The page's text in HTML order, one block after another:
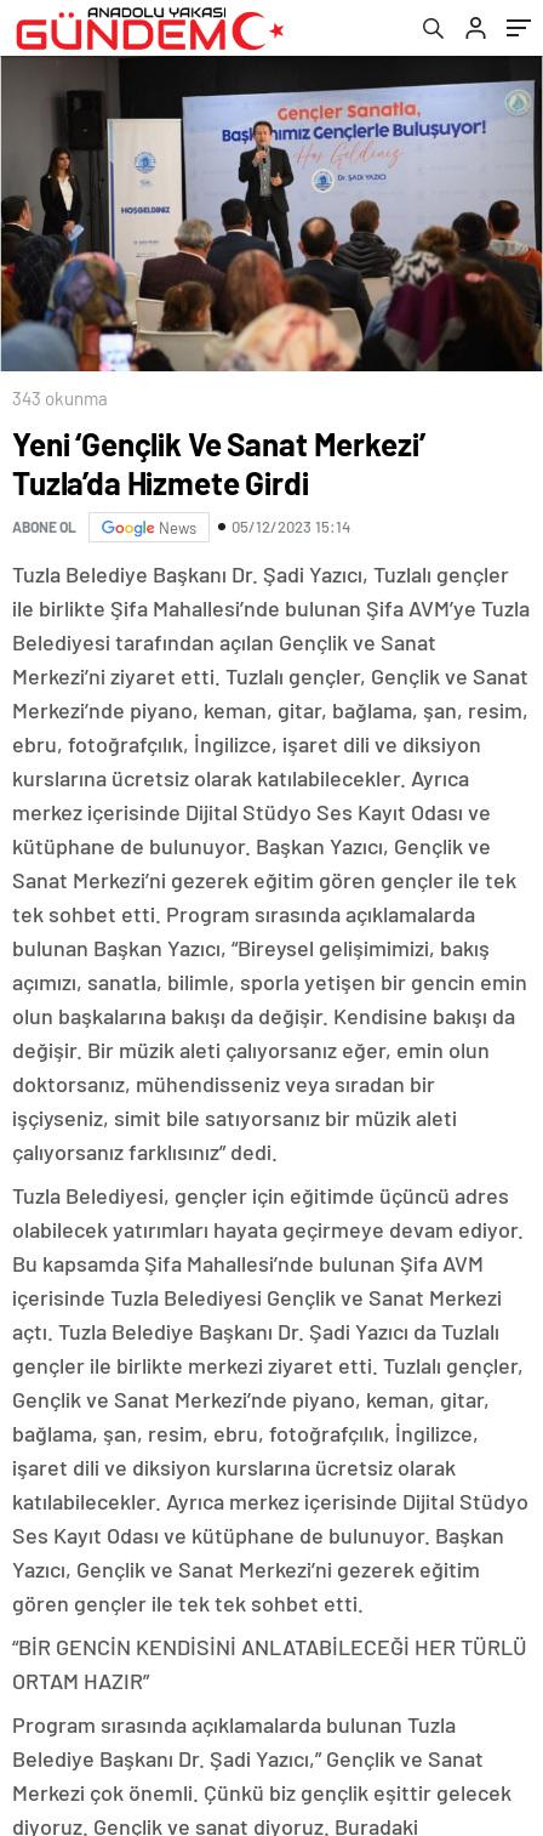
343 okunma
Yeni ‘Gençlik Ve Sanat Merkezi’
Tuzla’da Hizmete Girdi
ABONE OL News 05/12/2023 15:14
Tuzla Belediye Başkanı Dr. Şadi Yazıcı, Tuzlalı gençler
ile birlikte Şifa Mahallesi’nde bulunan Şifa AVM’ye Tuzla
Belediyesi tarafından açılan Gençlik ve Sanat
Merkezi’ni ziyaret etti. Tuzlalı gençler, Gençlik ve Sanat
Merkezi’nde piyano, keman, gitar, bağlama, şan, resim,
ebru, fotoğrafçılık, İngilizce, işaret dili ve diksiyon
kurslarına ücretsiz olarak katılabilecekler. Ayrıca
merkez içerisinde Dijital Stüdyo Ses Kayıt Odası ve
kütüphane de bulunuyor. Başkan Yazıcı, Gençlik ve
Sanat Merkezi’ni gezerek eğitim gören gençler ile tek
tek sohbet etti. Program sırasında açıklamalarda
bulunan Başkan Yazıcı, “Bireysel gelişimimizi, bakış
açımızı, sanatla, bilimle, sporla yetişen bir gencin emin
olun başkalarına bakışı da değişir. Kendisine bakışı da
değişir. Bir müzik aleti çalıyorsanız eğer, emin olun
doktorsanız, mühendisseniz veya sıradan bir
işçiyseniz, simit bile satıyorsanız bir müzik aleti
çalıyorsanız farklısınız” dedi.
Tuzla Belediyesi, gençler için eğitimde üçüncü adres
olabilecek yatırımları hayata geçirmeye devam ediyor.
Bu kapsamda Şifa Mahallesi’nde bulunan Şifa AVM
içerisinde Tuzla Belediyesi Gençlik ve Sanat Merkezi
açtı. Tuzla Belediye Başkanı Dr. Şadi Yazıcı da Tuzlalı
gençler ile birlikte merkezi ziyaret etti. Tuzlalı gençler,
Gençlik ve Sanat Merkezi’nde piyano, keman, gitar,
bağlama, şan, resim, ebru, fotoğrafçılık, İngilizce,
işaret dili ve diksiyon kurslarına ücretsiz olarak
katılabilecekler. Ayrıca merkez içerisinde Dijital Stüdyo
Ses Kayıt Odası ve kütüphane de bulunuyor. Başkan
Yazıcı, Gençlik ve Sanat Merkezi’ni gezerek eğitim
gören gençler ile tek tek sohbet etti.
“BİR GENCİN KENDİSİNİ ANLATABİLECEĞİ HER TÜRLÜ
ORTAM HAZIR”
Program sırasında açıklamalarda bulunan Tuzla
Belediye Başkanı Dr. Şadi Yazıcı,” Gençlik ve Sanat
Merkezi çok önemli. Çünkü biz gençlik eşittir gelecek
diyoruz. Gençlik ve sanat diyoruz. Buradaki